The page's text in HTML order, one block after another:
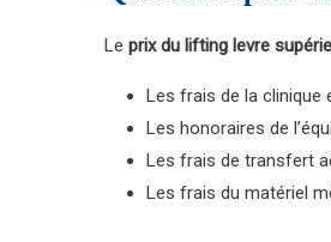
Le prix du lifting levre
Les frais de la clinique
Les honoraires de
Les frais de transfert
Les frais du matériel